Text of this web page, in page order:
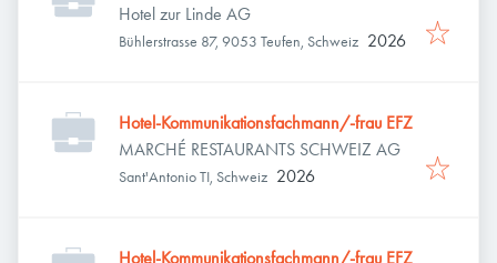
Hotel zur Linde AG
Bühlerstrasse 87, 9053 Teufen, Schweiz 2026
Hotel-Kommunikationsfachmann/-frau EFZ
MARCHÉ RESTAURANTS SCHWEIZ AG
Sant'Antonio TI, Schweiz 2026
Hotel-Kommunikationsfachmann/-frau EFZ